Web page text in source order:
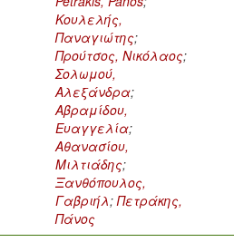
Κουλελής,
Παναγιώτης;
Προύτσος, Νικόλαος;
Σολωμού,
Αλεξάνδρα;
Αβραμίδου,
Ευαγγελία;
Αθανασίου,
Μιλτιάδης;
Ξανθόπουλος,
Γαβριήλ;Πετράκης,
Πάνος